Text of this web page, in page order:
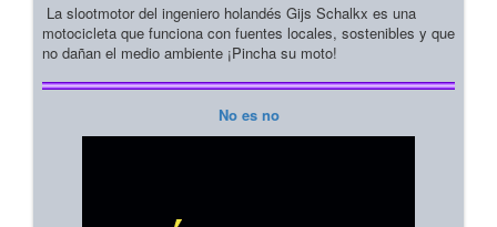
La slootmotor del ingeniero holandés Gijs Schalkx es una
motocicleta que funciona con fuentes locales, sostenibles y que
no dañan el medio ambiente ¡Pincha su moto!
No es no